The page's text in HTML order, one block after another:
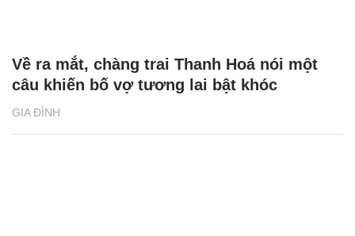
GIA ĐÌNH
Về ra mắt, chàng trai Thanh Hoá nói một
câu khiến bố vợ tương lai bật khóc